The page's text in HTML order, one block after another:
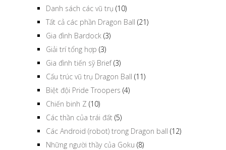
Danh sách các vũ trụ (10)
Tất cả các phần Dragon Ball (21)
Gia đình Bardock (3)
Giải trí tổng hợp (3)
Gia đình tiến sỹ Brief(3)
Cấu trúc vũ trụ Dragon Ball (11)
Biệt đội Pride Troopers (4)
Chiến binh Z (10)
Các thần của trái đất (5)
Các Android (robot) trong Dragon ball (12)
Những người thầy của Goku (8)